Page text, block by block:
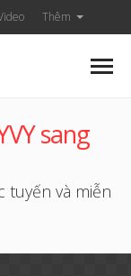
Thêm
sang
tuyến và miễn